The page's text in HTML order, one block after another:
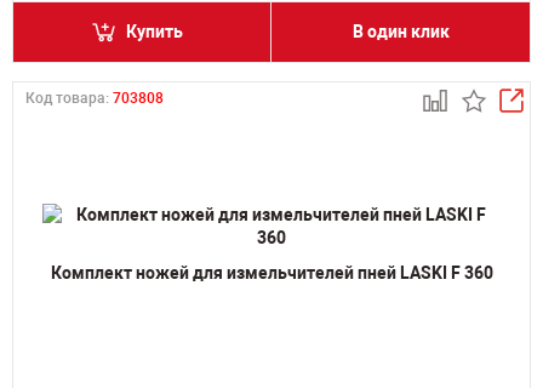
Купить В один клик
Код товара: 703808
Комплект ножей для измельчителей пней LASKI F 360